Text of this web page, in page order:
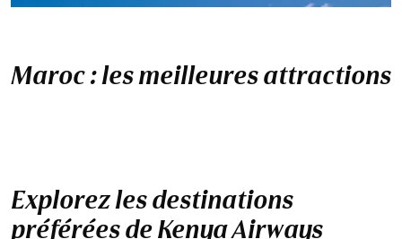
Maroc : les meilleures attractions
Explorez les destinations
préférées de Kenya Airways